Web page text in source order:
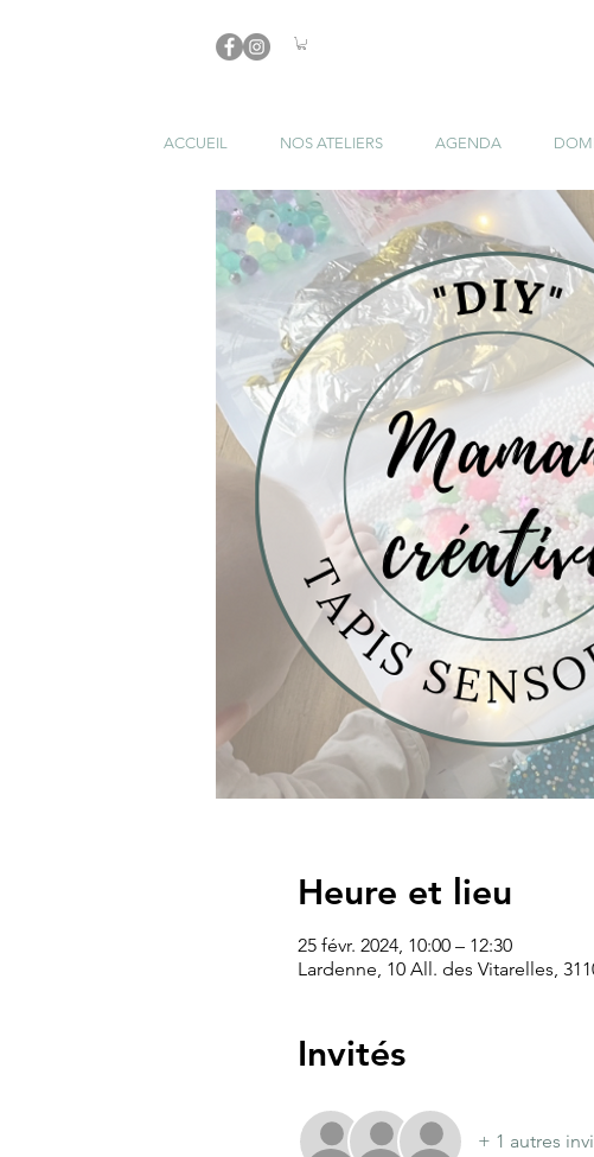
ACCUEIL NOS ATELIERS AGENDA
Heure et lieu
25 févr. 2024, 10:00 – 12:30
Lardenne, 10 All. des Vitarelles,
Invités
+ 1 autres